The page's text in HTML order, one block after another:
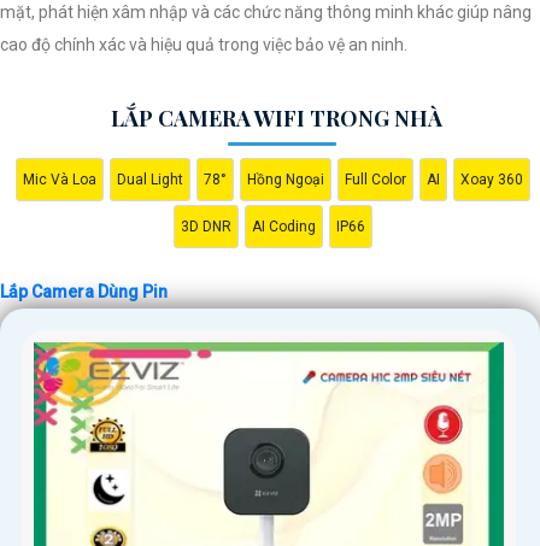
mặt, phát hiện xâm nhập và các chức năng thông minh khác giúp nâng
cao độ chính xác và hiệu quả trong việc bảo vệ an ninh.
LẮP CAMERA WIFI TRONG NHÀ
Mic Và Loa Dual Light 78° Hồng Ngoại Full Color AI Xoay 360
3D DNR AI Coding IP66
Lắp Camera Dùng Pin